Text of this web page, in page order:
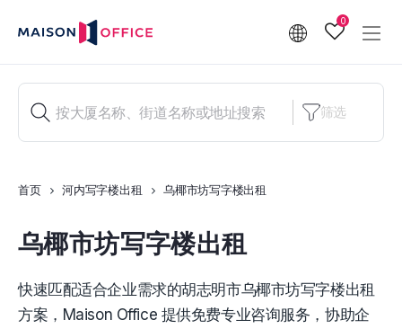
0
筛选
首页 河内写字楼出租 乌椰市坊写字楼出租
乌椰市坊写字楼出租
快速匹配适合企业需求的胡志明市乌椰市坊写字楼出租
方案，Maison Office 提供免费专业咨询服务，协助企